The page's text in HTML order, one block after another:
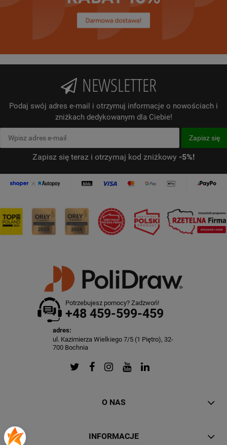
NEWSLETTER
Podaj swój adres e-mail i otrzymuj informacje o nowościach i
zniżkach dedykowanym dla Ciebie!
Zapisz się teraz i otrzymaj kod zniżkowy -5%!
Potrzebujesz pomocy? Zadzwoń!
+48 459-599-459
adres:
ul. Kazimierza Wielkiego 7/5 (1 Piętro), 32-
700 Bochnia
O NAS
INFORMACJE